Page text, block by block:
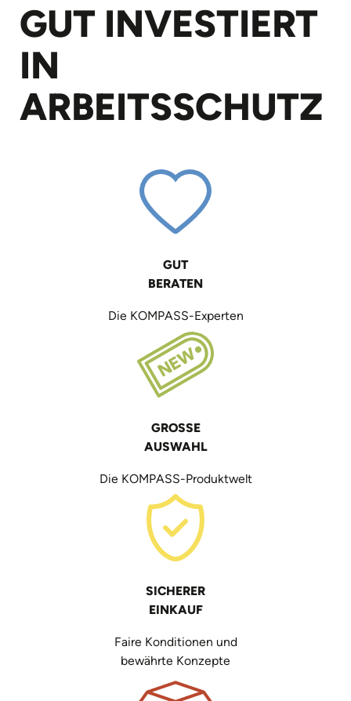
GUT INVESTIERT
IN
ARBEITS­SCHUTZ
GUT
BERATEN
Die KOMPASS-Experten
GROSSE
AUSWAHL
Die KOMPASS-Produktwelt
SICHERER
EINKAUF
Faire Konditionen und
bewährte Konzepte